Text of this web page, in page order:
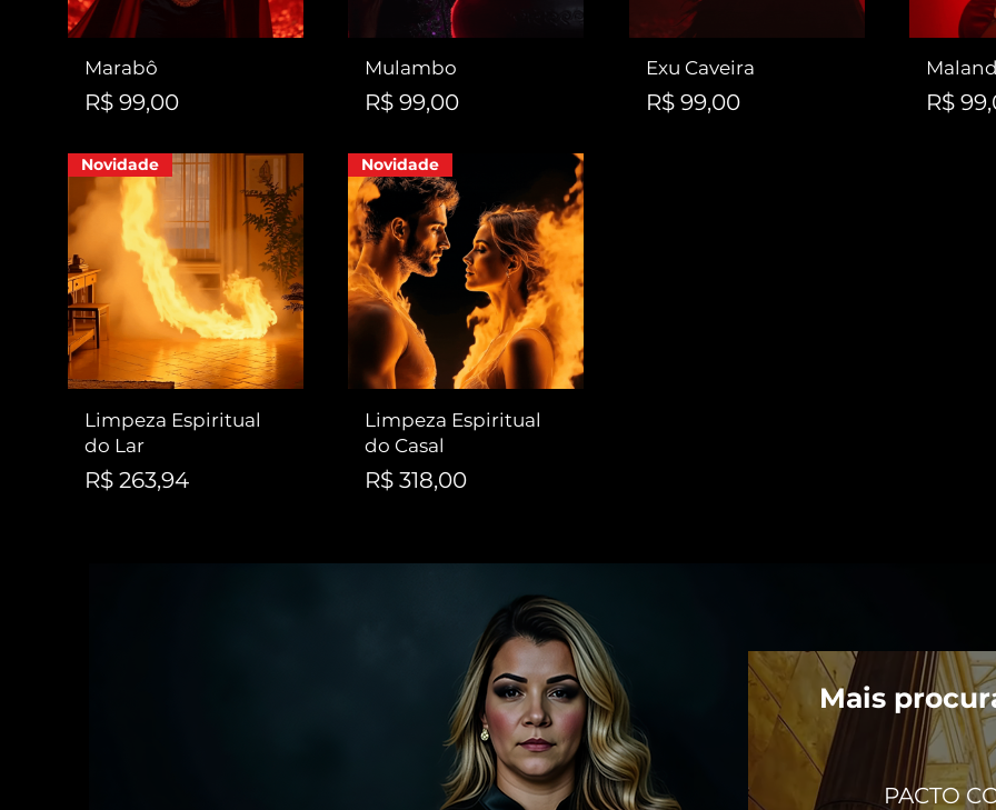
Marabô
Preço
R$ 99,00
Mulambo
Preço
R$ 99,00
Exu Caveira
Preço
R$ 99,00 Preço
R$
Novidade
Limpeza Espiritual
do Lar
Preço
R$ 263,94
Novidade
Limpeza Espiritual
do Casal
Preço
R$ 318,00
Mais
PACTO